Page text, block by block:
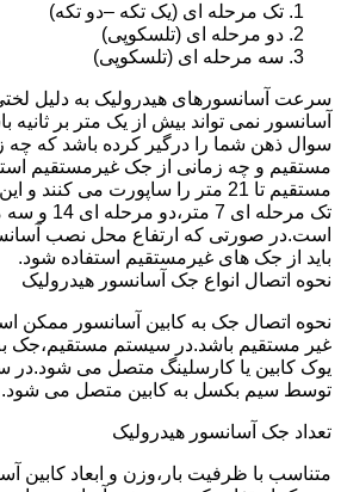
تک مرحله ای (یک تکه –دو تکه)
دو مرحله ای (تلسکوپی)
سه مرحله ای (تلسکوپی)
سرعت آسانسورهای هیدرولیک به دلیل
آسانسور نمی تواند بیش از یک متر بر
سوال ذهن شما را درگیر کرده باشد که چه
مستقیم و چه زمانی از جک غیرمستقیم
مستقیم تا 21 متر را ساپورت می
باید از جک های غیرمستقیم استفاده شود.
نحوه اتصال انواع جک آسانسور هیدرولیک
نحوه اتصال جک به کابین آسانسور ممکن
غیر مستقیم باشد.در سیستم مستقیم،جک
یوک کابین یا کارسلینگ متصل می
توسط سیم بکسل به کابین متصل می شود.
تعداد جک آسانسور هیدرولیک
متناسب با ظرفیت بار،وزن و ابعاد کابین